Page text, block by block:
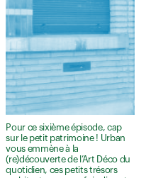
Pour ce sixième épisode, cap
sur le petit patrimoine ! Urban
vous emmène à la
(re)découverte de l’Art Déco du
quotidien, ces petits trésors